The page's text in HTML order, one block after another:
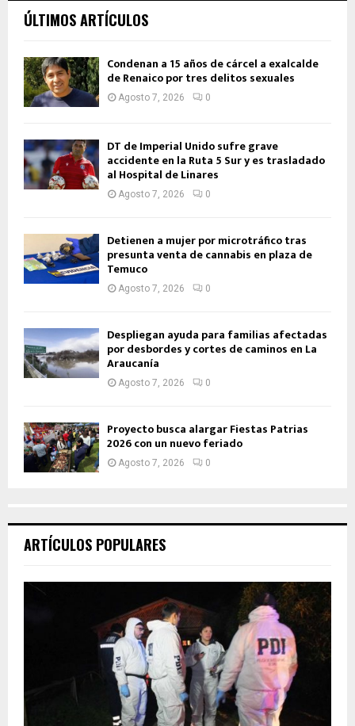
ÚLTIMOS ARTÍCULOS
Condenan a 15 años de cárcel a exalcalde
de Renaico por tres delitos sexuales
Agosto 7, 2026 0
DT de Imperial Unido sufre grave
accidente en la Ruta 5 Sur y es trasladado
al Hospital de Linares
Agosto 7, 2026 0
Detienen a mujer por microtráfico tras
presunta venta de cannabis en plaza de
Temuco
Agosto 7, 2026 0
Despliegan ayuda para familias afectadas
por desbordes y cortes de caminos en La
Araucanía
Agosto 7, 2026 0
Proyecto busca alargar Fiestas Patrias
2026 con un nuevo feriado
Agosto 7, 2026 0
ARTÍCULOS POPULARES